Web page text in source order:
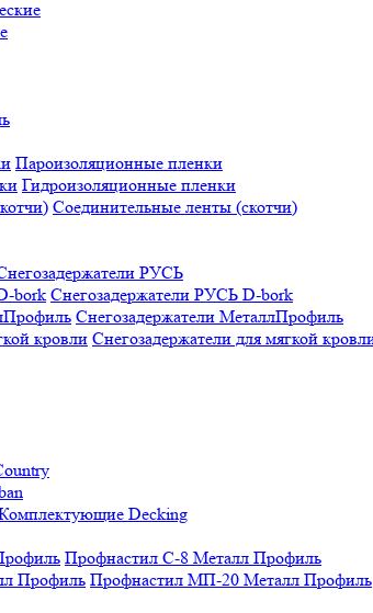
Пароизоляционные пленки
Гидроизоляционные пленки
Соединительные ленты (скотчи)
РУСЬ
Снегозадержатели РУСЬ D-bork
Снегозадержатели МеталлПрофиль
Снегозадержатели для мягкой
Decking
Профнастил C-8 Металл Профиль
Профнастил МП-20 Металл Профиль